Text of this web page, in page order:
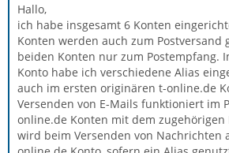
Hallo,
ich habe insgesamt 6 Konten
Konten werden auch zum Postversand
beiden Konten nur zum Postempfang.
Konto habe ich verschiedene Alias
auch im ersten originären t-online.de
Versenden von E-Mails funktioniert im
online.de Konten mit dem zugehörigen
wird beim Versenden von Nachrichten